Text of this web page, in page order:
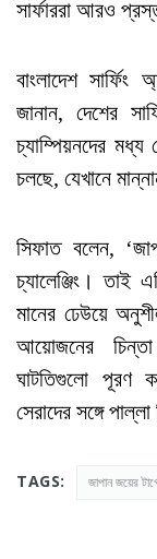
সার্ফাররা আরও
বাংলাদেশ
জানান, দেশের
চ্যাম্পিয়নদের
চলছে, যেখানে
সিফাত বলেন,
চ্যালেঞ্জিং। তাই
মানের ঢেউয়ে
আয়োজনের
ঘাটতিগুলো পূরণ
সেরাদের সঙ্গে
TAGS: জাপান জয়ের